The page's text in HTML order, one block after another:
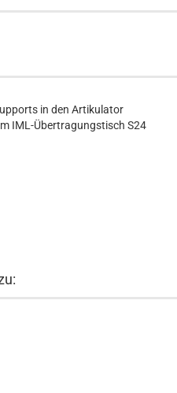
in den Artikulator
IML-Übertragungstisch S24